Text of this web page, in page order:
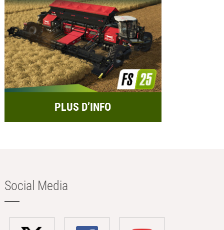
PLUS D’INFO
Social Media